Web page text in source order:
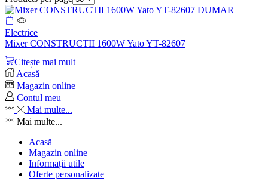
Electrice
Mixer CONSTRUCTII 1600W Yato YT-82607
Citește mai mult
Acasă
Magazin online
Contul meu
Mai multe...
Mai multe...
Acasă
Magazin online
Informații utile
Oferte personalizate